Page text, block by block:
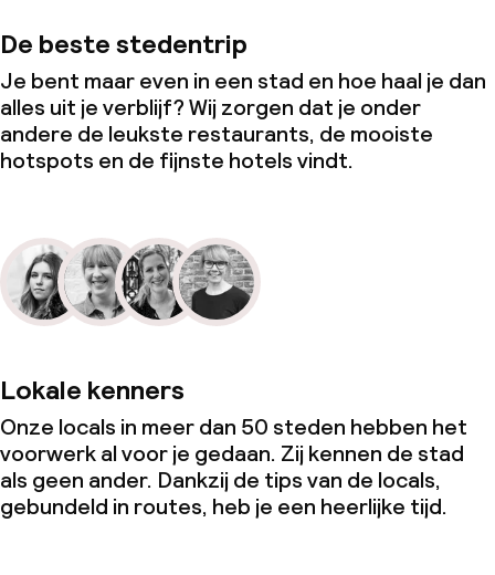
De beste stedentrip
Je bent maar even in een stad en hoe haal je dan
alles uit je verblijf? Wij zorgen dat je onder
andere de leukste restaurants, de mooiste
hotspots en de fijnste hotels vindt.
Lokale kenners
Onze locals in meer dan 50 steden hebben het
voorwerk al voor je gedaan. Zij kennen de stad
als geen ander. Dankzij de tips van de locals,
gebundeld in routes, heb je een heerlijke tijd.